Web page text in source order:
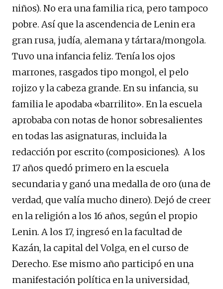
niños). No era una familia rica, pero tampoco
pobre. Así que la ascendencia de Lenin era
gran rusa, judía, alemana y tártara/mongola.
Tuvo una infancia feliz. Tenía los ojos
marrones, rasgados tipo mongol, el pelo
rojizo y la cabeza grande. En su infancia, su
familia le apodaba «barrilito». En la escuela
aprobaba con notas de honor sobresalientes
en todas las asignaturas, incluida la
redacción por escrito (composiciones). A los
17 años quedó primero en la escuela
secundaria y ganó una medalla de oro (una de
verdad, que valía mucho dinero). Dejó de creer
en la religión a los 16 años, según el propio
Lenin. A los 17, ingresó en la facultad de
Kazán, la capital del Volga, en el curso de
Derecho. Ese mismo año participó en una
manifestación política en la universidad,